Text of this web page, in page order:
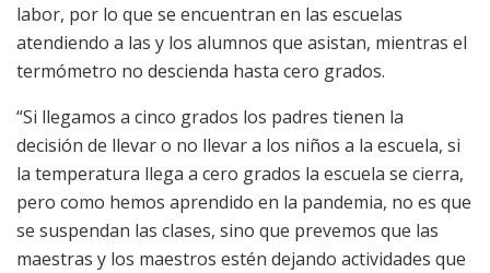
labor, por lo que se encuentran en las escuelas
atendiendo a las y los alumnos que asistan, mientras el
termómetro no descienda hasta cero grados.
“Si llegamos a cinco grados los padres tienen la
decisión de llevar o no llevar a los niños a la escuela, si
la temperatura llega a cero grados la escuela se cierra,
pero como hemos aprendido en la pandemia, no es que
se suspendan las clases, sino que prevemos que las
maestras y los maestros estén dejando actividades que